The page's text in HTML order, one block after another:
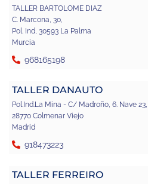
TALLER BARTOLOME DIAZ
C. Marcona, 30,
Pol. Ind, 30593 La Palma
Murcia
968165198
TALLER DANAUTO
Pol.Ind.La Mina - C/ Madroño, 6. Nave 23,
28770 Colmenar Viejo
Madrid
918473223
TALLER FERREIRO